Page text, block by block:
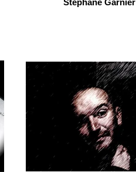
Stéphane Garnier